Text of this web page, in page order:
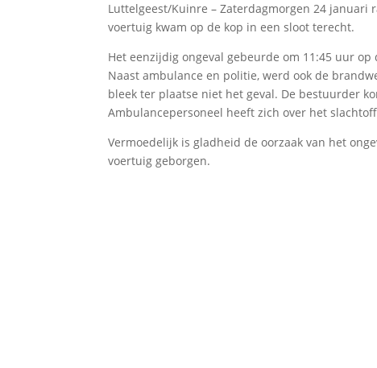
Delen
Luttelgeest/Kuinre – Zaterdagmorgen 24 januari
voertuig kwam op de kop in een sloot terecht.
Het eenzijdig ongeval gebeurde om 11:45 uur
Naast ambulance en politie, werd ook de
bleek ter plaatse niet het geval. De bestuurder
Ambulancepersoneel heeft zich over het
Vermoedelijk is gladheid de oorzaak van het
voertuig geborgen.